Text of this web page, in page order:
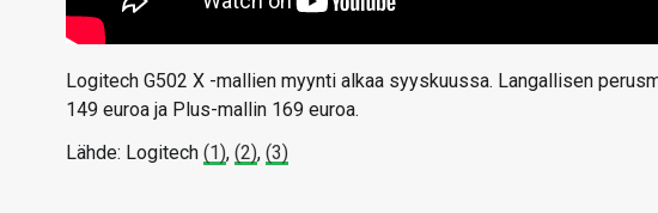
Logitech G502 X -mallien myynti alkaa syyskuussa. Langallisen
149 euroa ja Plus-mallin 169 euroa.
Lähde: Logitech (1), (2), (3)